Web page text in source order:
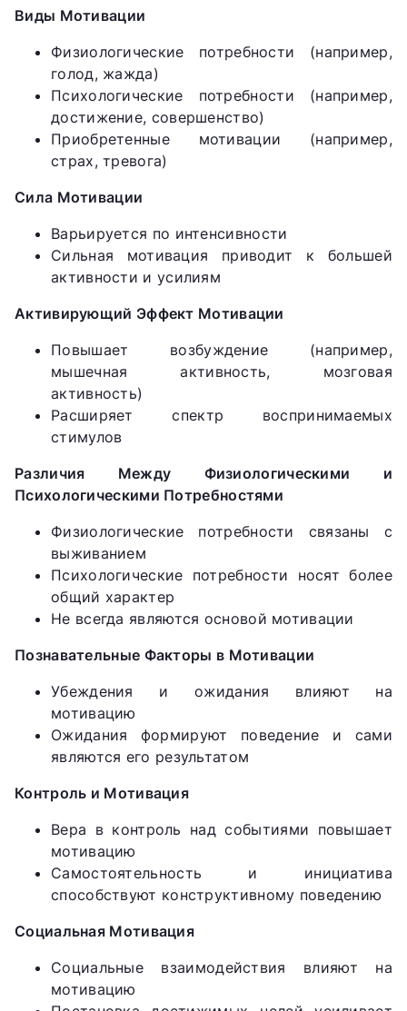
Виды Мотивации
Физиологические потребности (например,
голод, жажда)
Психологические потребности (например,
достижение, совершенство)
Приобретенные мотивации (например,
страх, тревога)
Сила Мотивации
Варьируется по интенсивности
Сильная мотивация приводит к большей
активности и усилиям
Активирующий Эффект Мотивации
Повышает возбуждение (например,
мышечная активность, мозговая
активность)
Расширяет спектр воспринимаемых
стимулов
Различия Между Физиологическими и
Психологическими Потребностями
Физиологические потребности связаны с
выживанием
Психологические потребности носят более
общий характер
Не всегда являются основой мотивации
Познавательные Факторы в Мотивации
Убеждения и ожидания влияют на
мотивацию
Ожидания формируют поведение и сами
являются его результатом
Контроль и Мотивация
Вера в контроль над событиями повышает
мотивацию
Самостоятельность и инициатива
способствуют конструктивному поведению
Социальная Мотивация
Социальные взаимодействия влияют на
мотивацию